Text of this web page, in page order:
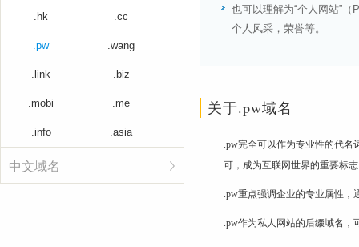
.hk .cc
.pw .wang
.link .biz
.mobi .me
.info .asia
中文域名
也可以理解为“个人网站”
个人风采，荣誉等。
关于.pw域名
.pw完全可以作为专业性的代
可，成为互联网世界的重要标
.pw重点强调企业的专业属性，
.pw作为私人网站的后缀域名，